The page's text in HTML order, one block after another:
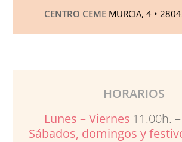
CENTRO CEME MURCIA, 4 •
HORARIOS
Lunes – Viernes 11.00h.
Sábados, domingos y